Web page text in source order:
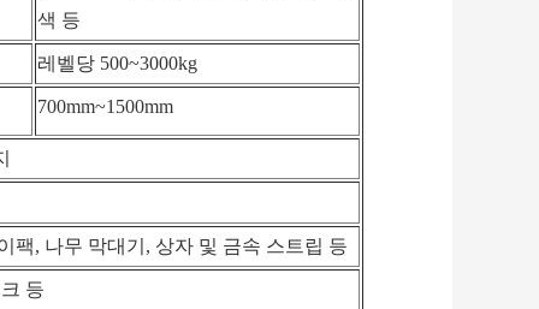
색 등
레벨당 500~3000kg
700mm~1500mm
팩, 나무 막대기, 상자 및 금속 스트립 등
등